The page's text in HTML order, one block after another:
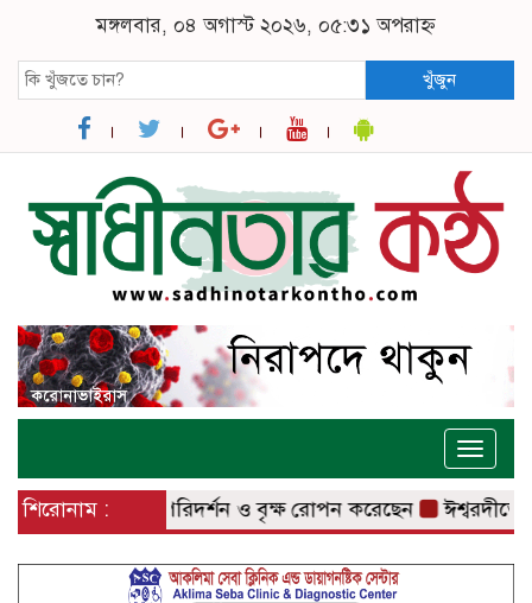
মঙ্গলবার, ০৪ অগাস্ট ২০২৬, ০৫:৩১ অপরাহ্ন
খুঁজুন
Toggle
শিরোনাম :
স্টেশন পরিদর্শন ও বৃক্ষ রোপন করেছেন ঈশ্বরদীতে